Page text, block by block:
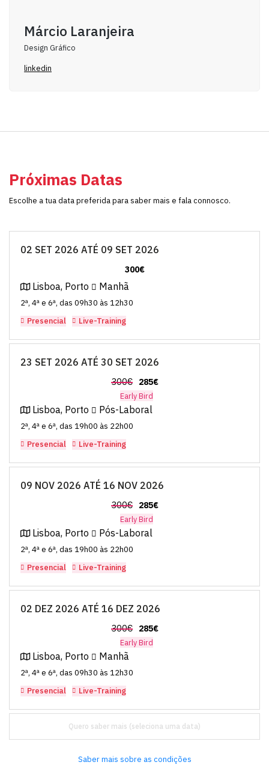
Márcio Laranjeira
Design Gráfico
linkedin
Próximas Datas
Escolhe a tua data preferida para saber mais e fala connosco.
02 SET 2026 ATÉ 09 SET 2026
300€
Lisboa, Porto Manhã
2ª, 4ª e 6ª, das 09h30 às 12h30
Presencial
Live-Training
23 SET 2026 ATÉ 30 SET 2026
300€ 285€
Early Bird
Lisboa, Porto Pós-Laboral
2ª, 4ª e 6ª, das 19h00 às 22h00
Presencial
Live-Training
09 NOV 2026 ATÉ 16 NOV 2026
300€ 285€
Early Bird
Lisboa, Porto Pós-Laboral
2ª, 4ª e 6ª, das 19h00 às 22h00
Presencial
Live-Training
02 DEZ 2026 ATÉ 16 DEZ 2026
300€ 285€
Early Bird
Lisboa, Porto Manhã
2ª, 4ª e 6ª, das 09h30 às 12h30
Presencial
Live-Training
Quero saber mais
Saber mais sobre as condições